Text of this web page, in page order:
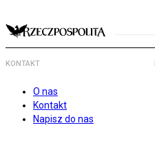
KONTAKT
O nas
Kontakt
Napisz do nas